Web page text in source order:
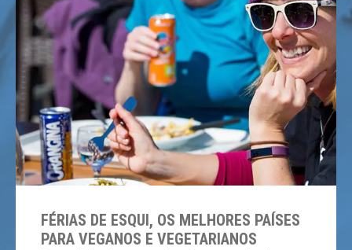
FÉRIAS DE ESQUI, OS MELHORES PAÍSES
PARA VEGANOS E VEGETARIANOS